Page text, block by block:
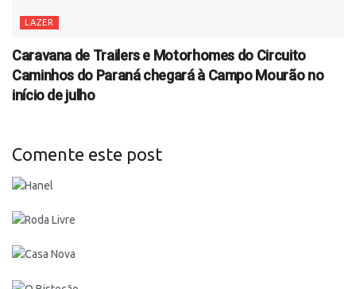
LAZER
Caravana de Trailers e Motorhomes do Circuito
Caminhos do Paraná chegará à Campo Mourão no
início de julho
Comente este post